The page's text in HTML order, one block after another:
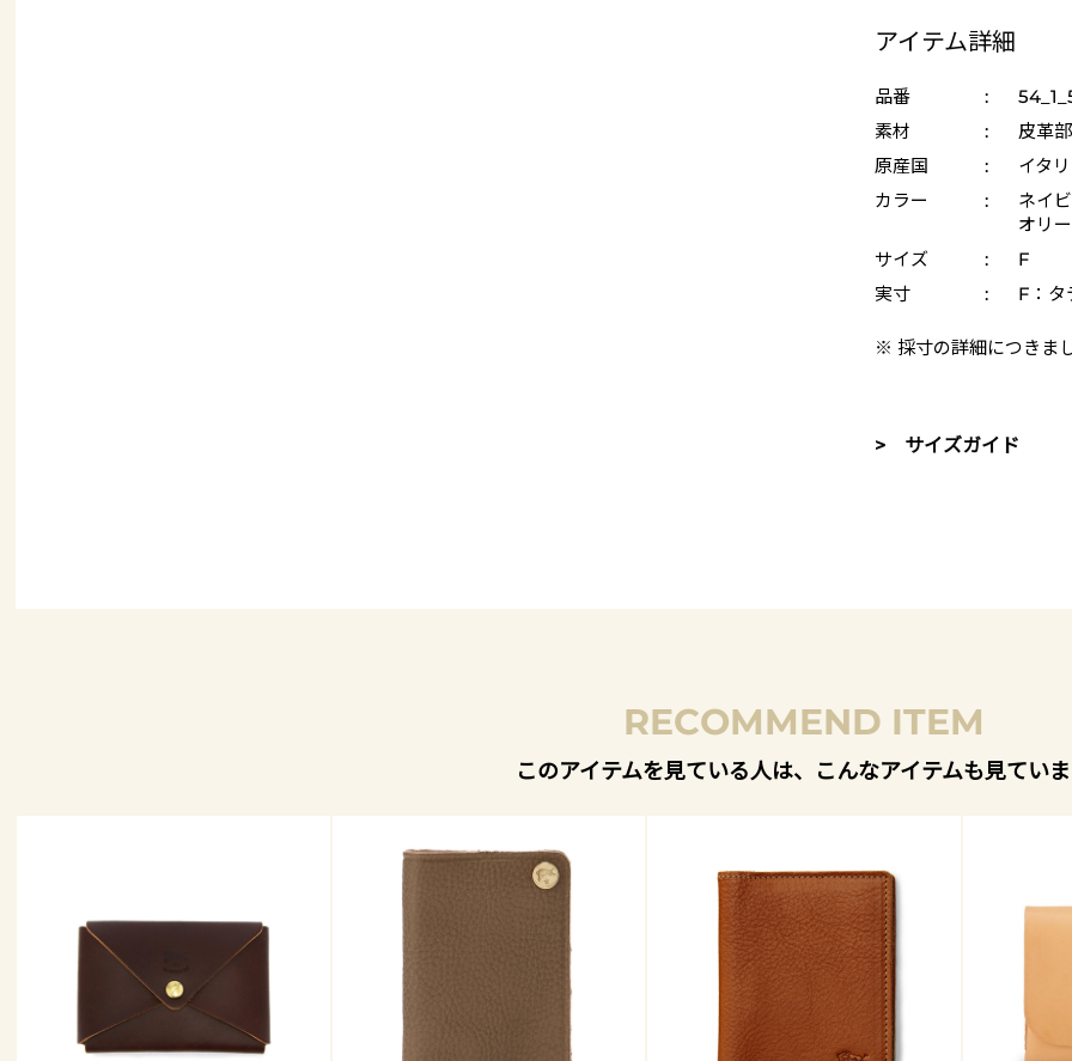
アイテム詳細
品番 :
素材
:
皮革
原産国
:
イタ
カラー
:
ネイ
オリ
サイズ
:
F
実寸
: F：タ
※ 採寸の詳細につきま
> サイズガイド
RECOMMEND ITEM
このアイテムを見ている人は、こんなアイテムも見てい